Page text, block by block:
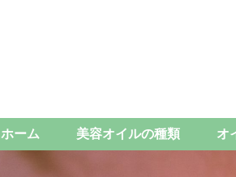
ホーム 美容オイルの種類 オ